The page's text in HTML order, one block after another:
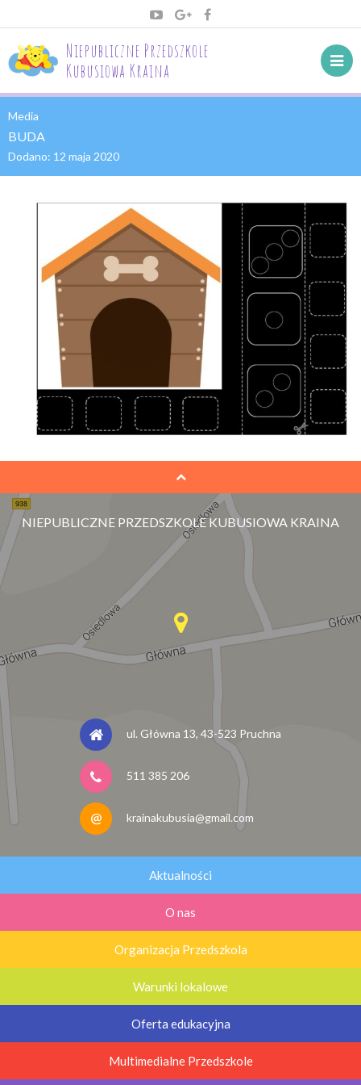
Niepubliczne Przedszkole
Kubusiowa Kraina
Media
BUDA
Dodano: 12 maja 2020
NIEPUBLICZNE PRZEDSZKOLE KUBUSIOWA KRAINA
ul. Główna 13, 43-523 Pruchna
511 385 206
krainakubusia@gmail.com
Aktualności
O nas
Organizacja Przedszkola
Warunki lokalowe
Oferta edukacyjna
Multimedialne Przedszkole